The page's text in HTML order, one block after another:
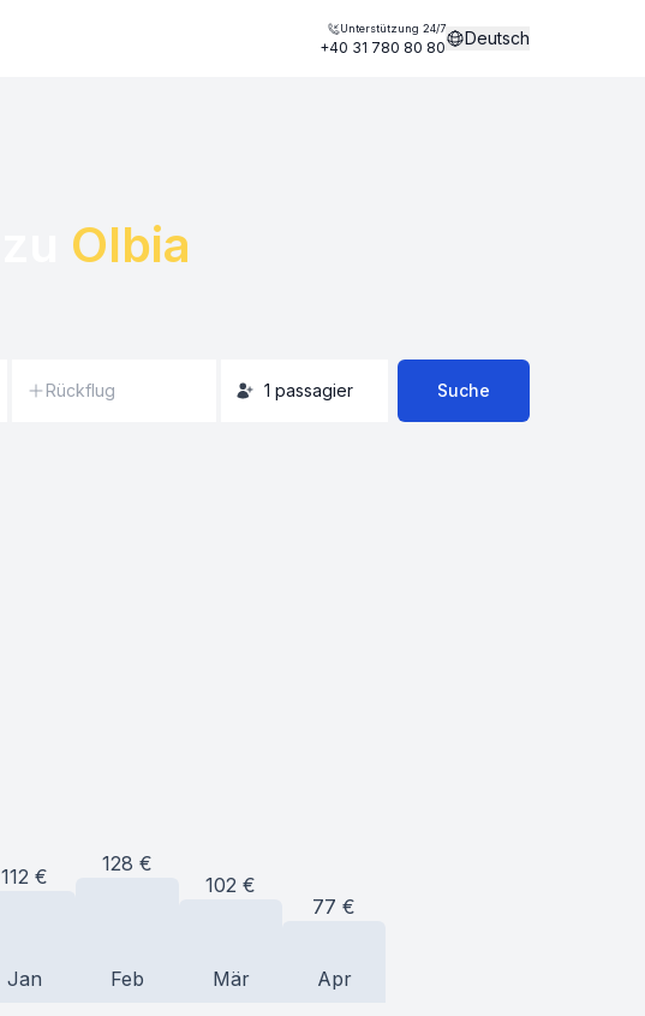
Unterstützung 24/7
+40 31 780 80 80 Deutsch
Olbia
Rückflug 1 passagier Suche
112 €
Jan
128 €
Feb
102 €
Mär
77 €
Apr